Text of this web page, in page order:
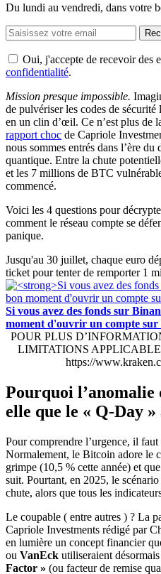
Du lundi au vendredi, dans votre
Oui, j'accepte de recevoir des
confidentialité.
Mission presque impossible.
de pulvériser les codes de
en un clin d’œil. Ce n’est plus de
rapport choc de Capriole
nous sommes entrés dans l’ère du
quantique. Entre la chute
et les 7 millions de BTC
commencé.
Voici les 4 questions pour
comment le réseau compte se
panique.
Jusqu'au 30 juillet, chaque euro
ticket pour tenter de remporter 1
Si vous avez des fonds sur
moment d'ouvrir un compte
POUR PLUS
LIMITATIONS
https://
Pourquoi l’anomalie
elle que le « Q-Day »
Pour comprendre l’urgence, il
Normalement, le Bitcoin adore le
grimpe (10,5 % cette année) et
suit. Pourtant, en 2025, le
chute, alors que tous les
Le coupable ( entre autres ) ? La
Capriole Investments rédigé par
en lumière un concept financier
ou VanEck utiliseraient
Factor » (ou facteur de remise